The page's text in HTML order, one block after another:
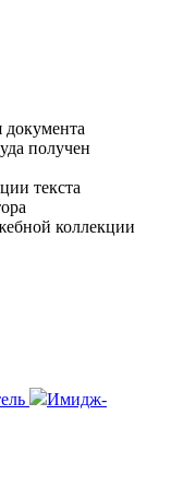
получен
текста
коллекции
Имидж-